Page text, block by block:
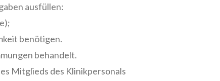
ausfüllen:
benötigen.
behandelt.
Mitglieds des Klinikpersonals